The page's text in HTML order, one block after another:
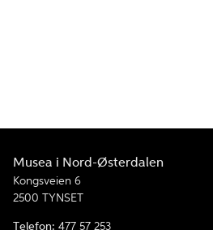
Musea i Nord-Østerdalen
Kongsveien 6
2500 TYNSET
Telefon: 477 57 253